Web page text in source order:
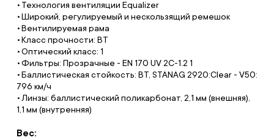
Технология вентиляции Equalizer
Широкий, регулируемый и нескользящий ремешок
Вентилируемая рама
Класс прочности: BT
Оптический класс: 1
Фильтры: Прозрачные - EN 170 UV 2C-1.2 1
Баллистическая стойкость: BT, STANAG 2920:Clear - V50:
796 км/ч
Линзы: баллистический поликарбонат, 2,1 мм (внешняя),
1,1 мм (внутренняя)
Вес: